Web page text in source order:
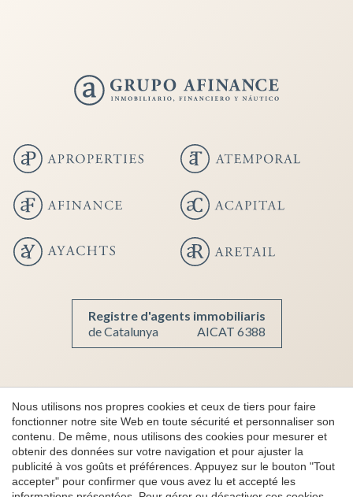
Registre d'agents immobiliaris
de Catalunya
AICAT 6388
Immobilier de Luxe
AICAT 6388
Note légal
Confidentialité
Nous utilisons nos propres cookies et ceux de tiers pour faire
fonctionner notre site Web en toute sécurité et personnaliser son
contenu. De même, nous utilisons des cookies pour mesurer et
obtenir des données sur votre navigation et pour ajuster la
publicité à vos goûts et préférences. Appuyez sur le bouton "Tout
accepter" pour confirmer que vous avez lu et accepté les
Enregistrer les paramètres